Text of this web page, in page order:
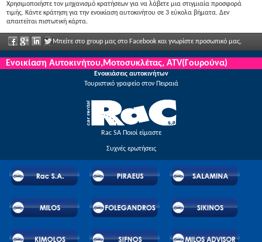
Χρησιμοποιήστε τον μηχανισμό κρατήσεων για να λάβετε μια στιγμιαία προσφορά
τιμής. Κάντε κράτηση για την ενοικίαση αυτοκινήτου σε 3 εύκολα βήματα. Δεν
απαιτείται πιστωτική κάρτα.
Μπείτε στο group μας στο Facebook και γνωρίστε προσωπικό μας,
πείτα μας τις απόψεις σας και απολαύστε μεγάλες εκπτώσεις και προσφορές που
Ενοικίαση Αυτοκινήτου,Μοτοσυκλέτας, ATV(Γουρούνα)
Ενοικιάσεις αυτοκινήτων
Τουριστικό γραφείο στον Πειραιά
Rac SA Ποιοί είμαστε
Συχνές ερωτήσεις